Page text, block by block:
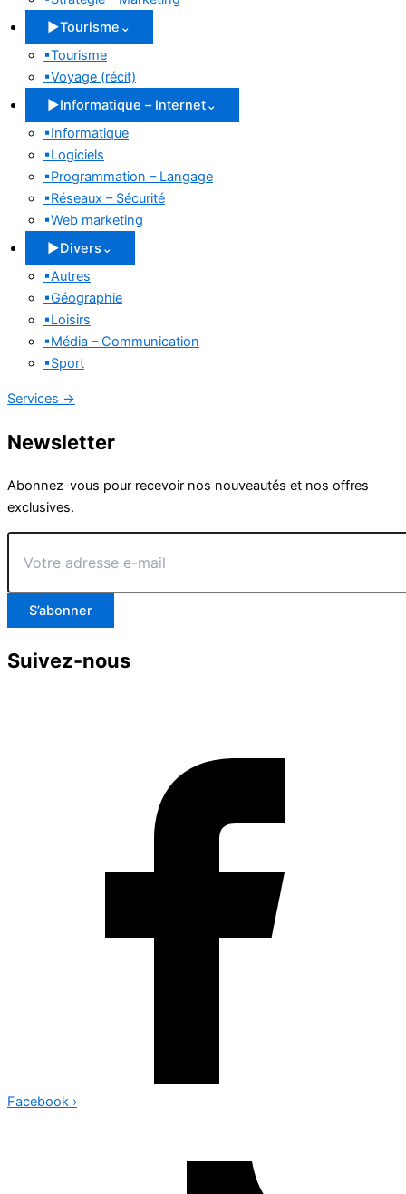
▶Tourisme ⌄
▪Tourisme
▪Voyage (récit)
▶Informatique – Internet⌄
▪Informatique
▪Logiciels
▪Programmation – Langage
▪Réseaux – Sécurité
▪Web marketing
▶Divers ⌄
▪Autres
▪Géographie
▪Loisirs
▪Média – Communication
▪Sport
Services →
Newsletter
Abonnez-vous pour recevoir nos nouveautés et nos offres
exclusives.
Votre
adresse
mail
S’abonner
Suivez-nous
Facebook ›